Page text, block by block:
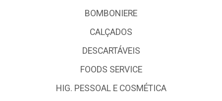
BOMBONIERE
CALÇADOS
DESCARTÁVEIS
FOODS SERVICE
HIG. PESSOAL E COSMÉTICA